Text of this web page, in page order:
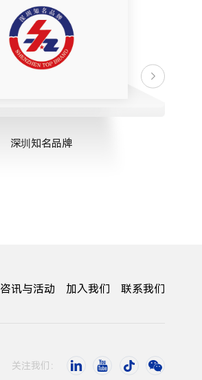
深圳知名品牌
咨讯与活动 加入我们 联系我们
关注我们：